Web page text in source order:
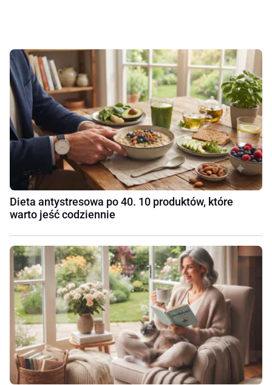
Dieta antystresowa po 40. 10 produktów, które
warto jeść codziennie